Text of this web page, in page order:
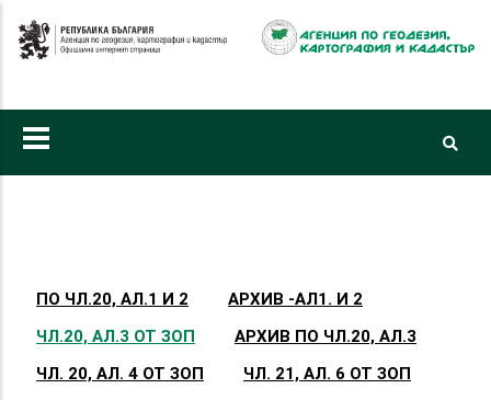
към
ПО ЧЛ.20, АЛ.1 И 2
АРХИВ -АЛ1. И 2
ЧЛ.20, АЛ.3 ОТ ЗОП
АРХИВ ПО ЧЛ.20, АЛ.3
ЧЛ. 20, АЛ. 4 ОТ ЗОП
ЧЛ. 21, АЛ. 6 ОТ ЗОП